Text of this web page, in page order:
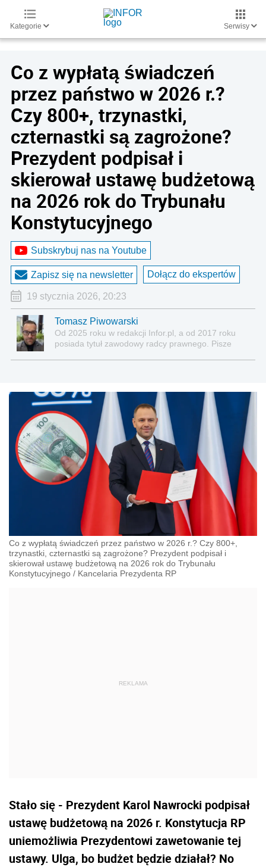
Kategorie Serwisy
Co z wypłatą świadczeń
przez państwo w 2026 r.?
Czy 800+, trzynastki,
czternastki są zagrożone?
Prezydent podpisał i
skierował ustawę budżetową
na 2026 rok do Trybunału
Konstytucyjnego
Subskrybuj nas na Youtube
Zapisz się na newsletter Dołącz do ekspertów
19 stycznia 2026, 20:23
Tomasz Piwowarski
Od 2025 roku w redakcji Infor.pl, a od 2017 roku
posiada tytuł zawodowy radcy prawnego. Pisze
Co z wypłatą świadczeń przez państwo w 2026 r.? Czy 800+,
trzynastki, czternastki są zagrożone? Prezydent podpisał i
skierował ustawę budżetową na 2026 rok do Trybunału
Konstytucyjnego / Kancelaria Prezydenta RP
Stało się - Prezydent Karol Nawrocki podpisał
ustawę budżetową na 2026 r. Konstytucja RP
uniemożliwia Prezydentowi zawetowanie tej
ustawy. Ulga, bo budżet będzie działał? No